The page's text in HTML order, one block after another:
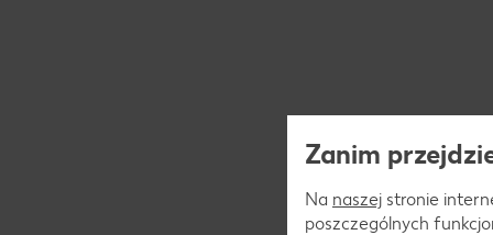
Zanim
Na naszej stronie
poszczególnych